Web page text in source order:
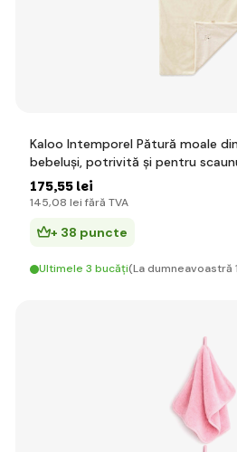
Kaloo Intemporel Pătură moale
bebeluși, potrivită și pentru
175,55 lei
145,08 lei fără TVA
+ 38 puncte
Ultimele 3 bucăți(La dumneavoastră